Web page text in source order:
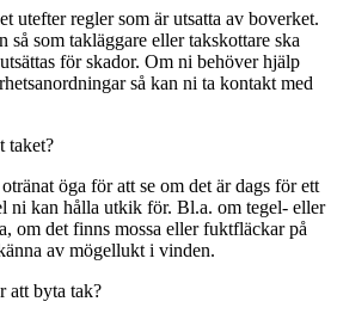
utefter regler som är utsatta av boverket.
som takläggare eller takskottare ska
för skador. Om ni behöver hjälp
så kan ni ta kontakt med
taket?
öga för att se om det är dags för ett
ni kan hålla utkik för. Bl.a. om tegel- eller
om det finns mossa eller fuktfläckar på
av mögellukt i vinden.
att byta tak?